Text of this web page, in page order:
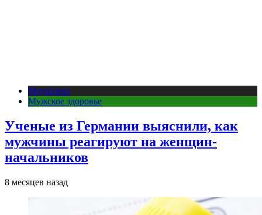
Медицина
Мужское здоровье
Ученые из Германии выяснили, как
мужчины реагируют на женщин-
начальников
8 месяцев назад